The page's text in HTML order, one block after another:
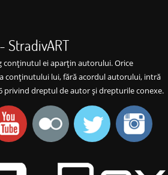
StradivART
conţinutul ei aparţin autorului. Orice
conţinutului lui, fără acordul autorului, intră
privind dreptul de autor şi drepturile conexe.